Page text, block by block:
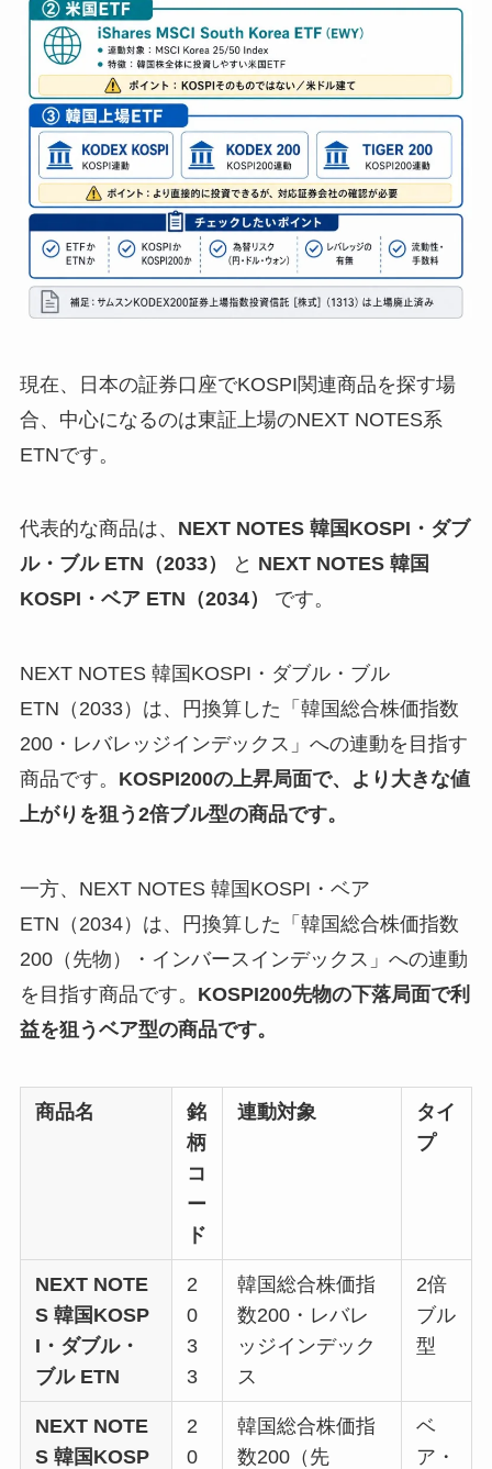
現在、日本の証券口座でKOSPI関連商品を探す場
合、中心になるのは東証上場のNEXT NOTES系
ETNです。
代表的な商品は、 NEXT NOTES 韓国KOSPI・ダブ
ル・ブル ETN（2033）
と NEXT NOTES 韓国
KOSPI・ベア ETN（2034）
です。
NEXT NOTES 韓国KOSPI・ダブル・ブル
ETN（2033）は、円換算した「韓国総合株価指数
200・レバレッジインデックス」への連動を目指す
商品です。 KOSPI200の上昇局面で、より大きな値
上がりを狙う2倍ブル型の商品です。
一方、NEXT NOTES 韓国KOSPI・ベア
ETN（2034）は、円換算した「韓国総合株価指数
200（先物）・インバースインデックス」への連動
を目指す商品です。 KOSPI200先物の下落局面で利
益を狙うベア型の商品です。
商品名
銘
柄
コ
ー
ド
連動対象
タイ
プ
NEXT NOTE
S 韓国KOSP
I・ダブル・
ブル ETN
2
0
3
3
韓国総合株価指
数200・レバレ
ッジインデック
ス
2倍
ブル
型
NEXT NOTE
S 韓国KOSP
2
0
韓国総合株価指
数200（先
ベ
ア・